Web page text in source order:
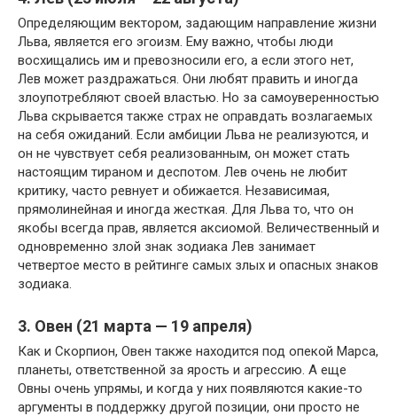
Определяющим вектором, задающим направление жизни
Льва, является его эгоизм. Ему важно, чтобы люди
восхищались им и превозносили его, а если этого нет,
Лев может раздражаться. Они любят править и иногда
злоупотребляют своей властью. Но за самоуверенностью
Льва скрывается также страх не оправдать возлагаемых
на себя ожиданий. Если амбиции Льва не реализуются, и
он не чувствует себя реализованным, он может стать
настоящим тираном и деспотом. Лев очень не любит
критику, часто ревнует и обижается. Независимая,
прямолинейная и иногда жесткая. Для Льва то, что он
якобы всегда прав, является аксиомой. Величественный и
одновременно злой знак зодиака Лев занимает
четвертое место в рейтинге самых злых и опасных знаков
зодиака.
3. Овен (21 марта — 19 апреля)
Как и Скорпион, Овен также находится под опекой Марса,
планеты, ответственной за ярость и агрессию. А еще
Овны очень упрямы, и когда у них появляются какие-то
аргументы в поддержку другой позиции, они просто не